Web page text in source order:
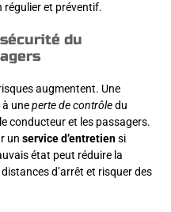
régulier et préventif.
du
augmentent. Une
uneperte de contrôledu
conducteur et les passagers.
un service d’entretiensi
état peut réduire la
d’arrêt et risquer des